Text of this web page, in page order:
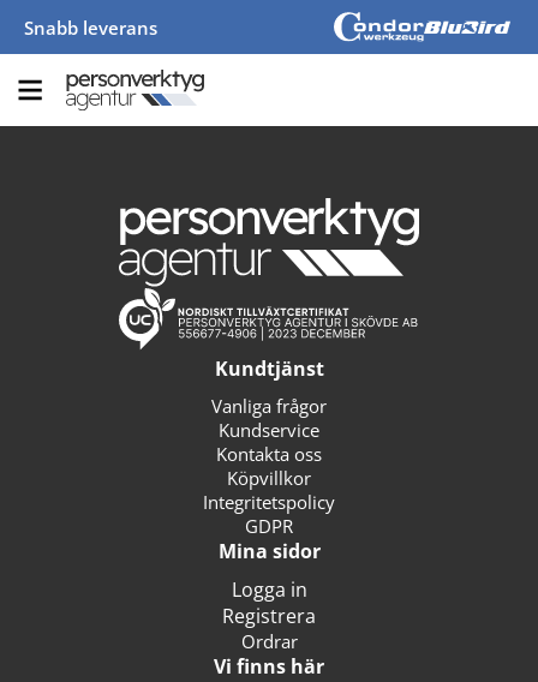
Snabb leverans
Kundtjänst
Vanliga frågor
Kundservice
Kontakta oss
Köpvillkor
Integritetspolicy
GDPR
Mina sidor
Logga in
Registrera
Ordrar
Vi finns här